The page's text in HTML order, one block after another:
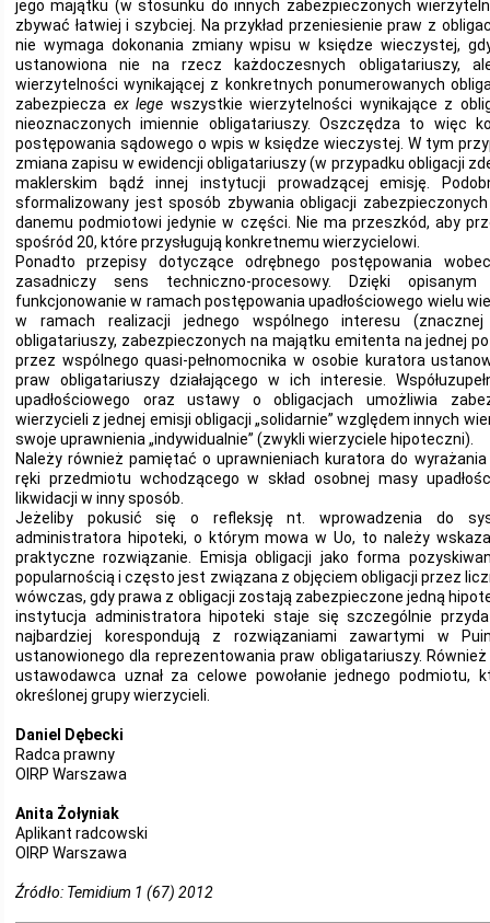
jego majątku (w stosunku do innych zabezpieczonych
zbywać łatwiej i szybciej. Na przykład przeniesienie praw z
nie wymaga dokonania zmiany wpisu w księdze wieczystej,
ustanowiona nie na rzecz każdoczesnych obligatariuszy,
wierzytelności wynikającej z konkretnych ponumerowanych
zabezpiecza ex lege wszystkie wierzytelności wynikające z
nieoznaczonych imiennie obligatariuszy. Oszczędza to więc
postępowania sądowego o wpis w księdze wieczystej. W tym
zmiana zapisu w ewidencji obligatariuszy (w przypadku obligacji
maklerskim bądź innej instytucji prowadzącej emisję.
sformalizowany jest sposób zbywania obligacji
danemu podmiotowi jedynie w części. Nie ma przeszkód, aby
spośród 20, które przysługują konkretnemu wierzycielowi.
Ponadto przepisy dotyczące odrębnego postępowania
zasadniczy sens techniczno-procesowy. Dzięki
funkcjonowanie w ramach postępowania upadłościowego wielu
w ramach realizacji jednego wspólnego interesu
obligatariuszy, zabezpieczonych na majątku emitenta na jednej
przez wspólnego quasi-pełnomocnika w osobie kuratora
praw obligatariuszy działającego w ich interesie.
upadłościowego oraz ustawy o obligacjach umożliwia
wierzycieli z jednej emisji obligacji „solidarnie” względem innych
swoje uprawnienia „indywidualnie” (zwykli wierzyciele hipoteczni).
Należy również pamiętać o uprawnieniach kuratora do
ręki przedmiotu wchodzącego w skład osobnej masy
likwidacji w inny sposób.
Jeżeliby pokusić się o refleksję nt. wprowadzenia do
administratora hipoteki, o którym mowa w Uo, to należy
praktyczne rozwiązanie. Emisja obligacji jako forma
popularnością i często jest związana z objęciem obligacji przez
wówczas, gdy prawa z obligacji zostają zabezpieczone jedną
instytucja administratora hipoteki staje się szczególnie
najbardziej korespondują z rozwiązaniami zawartymi w
ustanowionego dla reprezentowania praw obligatariuszy.
ustawodawca uznał za celowe powołanie jednego podmiotu,
określonej grupy wierzycieli.
Daniel Dębecki
Radca prawny
OIRP Warszawa
Anita Żołyniak
Aplikant radcowski
OIRP Warszawa
Źródło: Temidium 1 (67) 2012